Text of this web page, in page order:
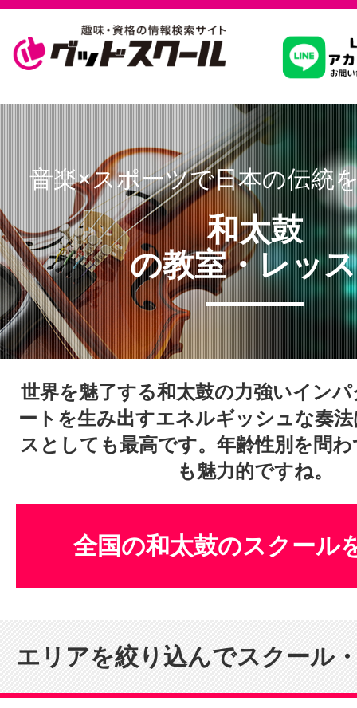
習いたいこ
スクールを
駅・路線か
通信講座を
体験レッス
やりたいこ
特集をみる
掲載のお問
音楽×スポーツで日本の伝統
和太鼓
の教室・レッ
世界を魅了する和太鼓の力強いイン
ートを生み出すエネルギッシュな奏
スとしても最高です。年齢性別を問
も魅力的ですね。
全国の和太鼓のスクール
エリアを絞り込んでスクール